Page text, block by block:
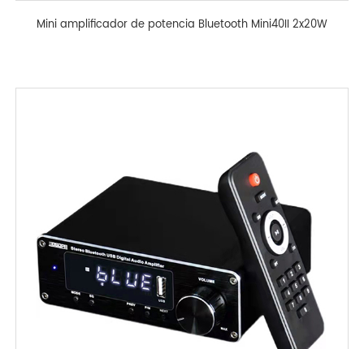
Mini amplificador de potencia Bluetooth Mini40II 2x20W